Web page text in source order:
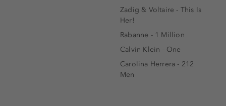
Zadig & Voltaire - This Is
Her!
Rabanne - 1 Million
Calvin Klein - One
Carolina Herrera - 212
Men